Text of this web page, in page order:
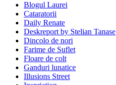
Blogul Laurei
Cataratorii
Daily Renate
Deskreport by Stelian Tanase
Dincolo de nori
Farime de Suflet
Floare de colt
Ganduri lunatice
Illusions Street